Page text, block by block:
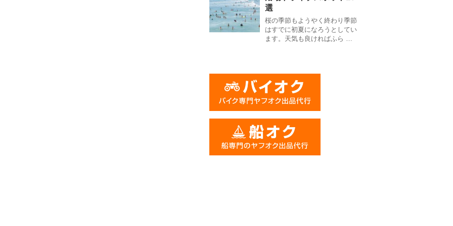
選
桜の季節もようやく終わり季節
はすでに初夏になろうとしてい
ます。天気も良ければふら …